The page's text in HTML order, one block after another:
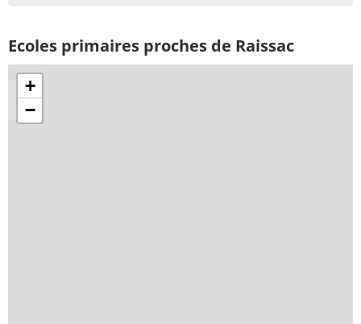
Ecoles primaires proches de Raissac
+
−